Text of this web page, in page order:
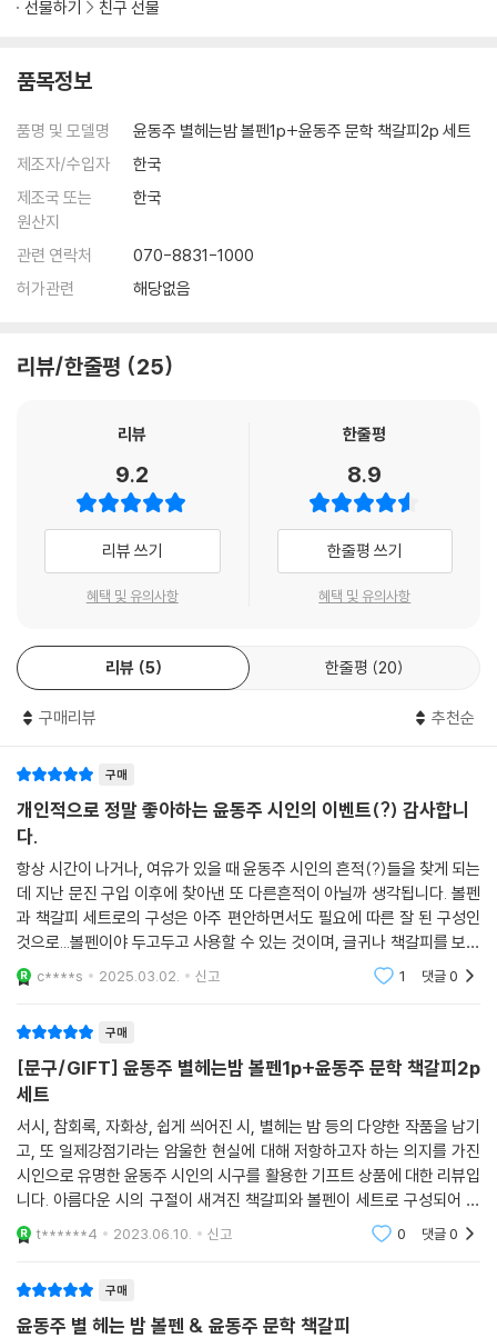
선물하기 친구 선물
품목정보
품명 및 모델명
윤동주 별헤는밤 볼펜1p+윤동주 문학 책갈피2p 세트
제조자/수입자
한국
제조국 또는
원산지
한국
관련 연락처
070-8831-1000
허가관련
해당없음
리뷰/한줄평 25
리뷰
9.2
리뷰 쓰기
혜택 및 유의사항
한줄평
8.9
한줄평 쓰기
혜택 및 유의사항
리뷰 5 한줄평 20
구매리뷰 추천순
구매
개인적으로 정말 좋아하는 윤동주 시인의 이벤트(?) 감사합니
다.
항상 시간이 나거나, 여유가 있을 때 윤동주 시인의 흔적(?)들을 찾게 되는
데 지난 문진 구입 이후에 찾아낸 또 다른흔적이 아닐까 생각됩니다. 볼펜
과 책갈피 세트로의 구성은 아주 편안하면서도 필요에 따른 잘 된 구성인
것으로...볼펜이야 두고두고 사용할 수 있는 것이며, 글귀나 책갈피를 보면
서 본인 필요에 따라 책을 읽는 순간에 행복감 등을느낄 수 있다는 것이 아
주 멋있는 감
c****s 2025.03.02. 신고 1 댓글0
구매
[문구/GIFT] 윤동주 별헤는밤 볼펜1p+윤동주 문학 책갈피2p
세트
서시, 참회록, 자화상, 쉽게 씌어진 시, 별헤는 밤 등의 다양한 작품을 남기
고, 또 일제강점기라는 암울한 현실에 대해 저항하고자 하는 의지를 가진
시인으로 유명한 윤동주 시인의 시구를 활용한 기프트 상품에 대한 리뷰입
니다. 아름다운 시의 구절이 새겨진 책갈피와 볼펜이 세트로 구성되어 있
어 흠잡을 수 없이 좋았습니다. 좀 아쉬운 건 역시 볼펜 촉의 굵기가 너무
굵은 게 아쉬
t******4 2023.06.10. 신고 0 댓글0
구매
윤동주 별 헤는 밤 볼펜 & 윤동주 문학 책갈피